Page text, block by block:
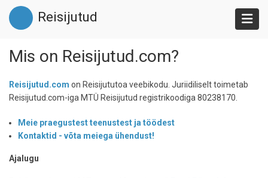
Liigu
edasi
põhisisu
Reisijutud
Mis on Reisijutud.com?
Reisijutud.com on Reisijututoa veebikodu. Juriidiliselt toimetab
Reisijutud.com-iga MTÜ Reisijutud registrikoodiga 80238170.
Meie praegustest teenustest ja töödest
Kontaktid - võta meiega ühendust!
Ajalugu